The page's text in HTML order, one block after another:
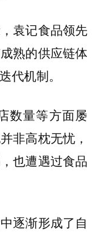
袁记食品领先
熟的供应链体
代机制。
数量等方面屡
非高枕无忧，
也遭遇过食品
逐渐形成了自